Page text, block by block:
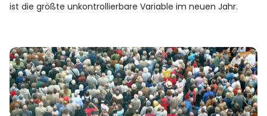
ist die größte unkontrollierbare Variable im neuen Jahr.